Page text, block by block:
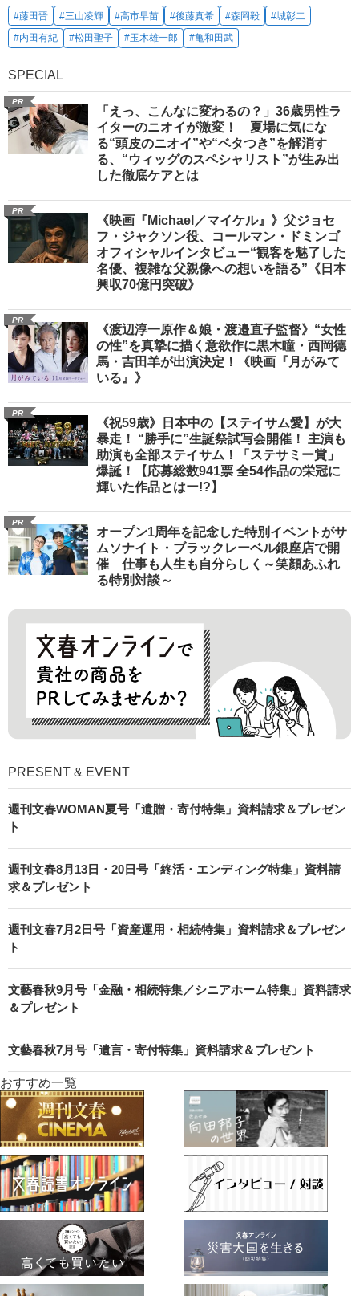
#藤田晋 #三山凌輝 #高市早苗 #後藤真希 #森岡毅
#城彰二
#内田有紀
#松田聖子 #玉木雄一郎 #亀和田武
SPECIAL
PR
「えっ、こんなに変わるの？」36歳男性ラ
イターのニオイが激変！ 夏場に気にな
る“頭皮のニオイ”や“ベタつき”を解消す
る、“ウィッグのスペシャリスト”が生み出
した徹底ケアとは
PR
《映画『Michael／マイケル』》父ジョセ
フ・ジャクソン役、コールマン・ドミンゴ
オフィシャルインタビュー“観客を魅了した
名優、複雑な父親像への想いを語る”《日本
興収70億円突破》
PR
《渡辺淳一原作＆娘・渡邉直子監督》“女性
の性”を真摯に描く意欲作に黒木瞳・西岡德
馬・吉田羊が出演決定！《映画『月がみて
いる』》
PR
《祝59歳》日本中の【ステイサム愛】が大
暴走！ “勝手に”生誕祭試写会開催！ 主演も
助演も全部ステイサム！「ステサミー賞」
爆誕！【応募総数941票 全54作品の栄冠に
輝いた作品とはー!?】
PR
オープン1周年を記念した特別イベントがサ
ムソナイト・ブラックレーベル銀座店で開
催 仕事も人生も自分らしく～笑顔あふれ
る特別対談～
PRESENT & EVENT
週刊文春WOMAN夏号「遺贈・寄付特集」資料請求＆プレゼン
ト
週刊文春8月13日・20日号「終活・エンディング特集」資料請
求＆プレゼント
週刊文春7月2日号「資産運用・相続特集」資料請求＆プレゼン
ト
文藝春秋9月号「金融・相続特集／シニアホーム特集」資料請求
＆プレゼント
文藝春秋7月号「遺言・寄付特集」資料請求＆プレゼント
おすすめ一覧